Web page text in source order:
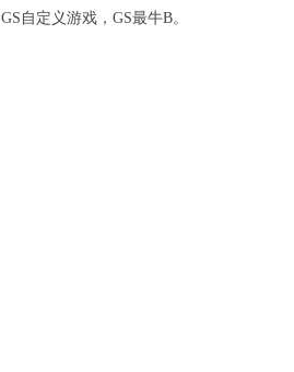
GS自定义游戏，GS最牛B。